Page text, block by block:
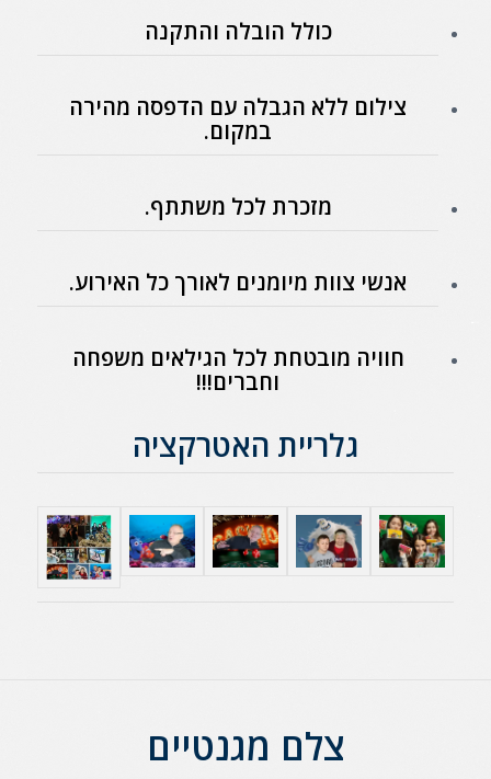
כולל הובלה והתקנה
צילום ללא הגבלה עם הדפסה מהירה
במקום.
מזכרת לכל משתתף.
אנשי צוות מיומנים לאורך כל האירוע.
חוויה מובטחת לכל הגילאים משפחה
וחברים!!!
גלריית האטרקציה
צלם מגנטיים